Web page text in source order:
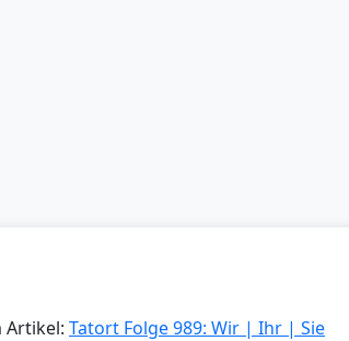
Artikel: Tatort Folge 989: Wir | Ihr | Sie